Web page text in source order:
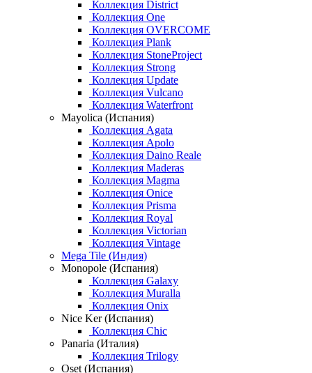
Коллекция District
Коллекция One
Коллекция OVERCOME
Коллекция Plank
Коллекция StoneProject
Коллекция Strong
Коллекция Update
Коллекция Vulcano
Коллекция Waterfront
Mayolica (Испания)
Коллекция Agata
Коллекция Apolo
Коллекция Daino Reale
Коллекция Maderas
Коллекция Magma
Коллекция Onice
Коллекция Prisma
Коллекция Royal
Коллекция Victorian
Коллекция Vintage
Mega Tile (Индия)
Monopole (Испания)
Коллекция Galaxy
Коллекция Muralla
Коллекция Onix
Nice Ker (Испания)
Коллекция Chic
Panaria (Италия)
Коллекция Trilogy
Oset (Испания)